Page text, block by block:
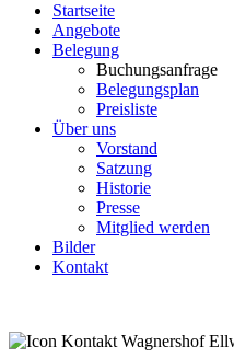
Startseite
Angebote
Belegung
Buchungsanfrage
Belegungsplan
Preisliste
Über uns
Vorstand
Satzung
Historie
Presse
Mitglied werden
Bilder
Kontakt